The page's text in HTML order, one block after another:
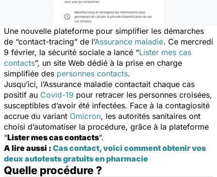
Une nouvelle plateforme pour simplifier les démarches
de “contact-tracing” de l’Assurance maladie. Ce mercredi
9 février, la sécurité sociale a lancé “Lister mes cas
contacts”, un site Web dédié à la prise en charge
simplifiée des personnes contacts.
Jusqu’ici, l’Assurance maladie contactait chaque cas
positif au Covid-19 pour retracer les personnes croisées,
susceptibles d’avoir été infectées. Face à la contagiosité
accrue du variant Omicron, les autorités sanitaires ont
choisi d’automatiser la procédure, grâce à la plateforme
“Lister mes cas contacts”.
A lire aussi : Cas contact, voici comment obtenir vos
deux autotests gratuits en pharmacie
Quelle procédure ?